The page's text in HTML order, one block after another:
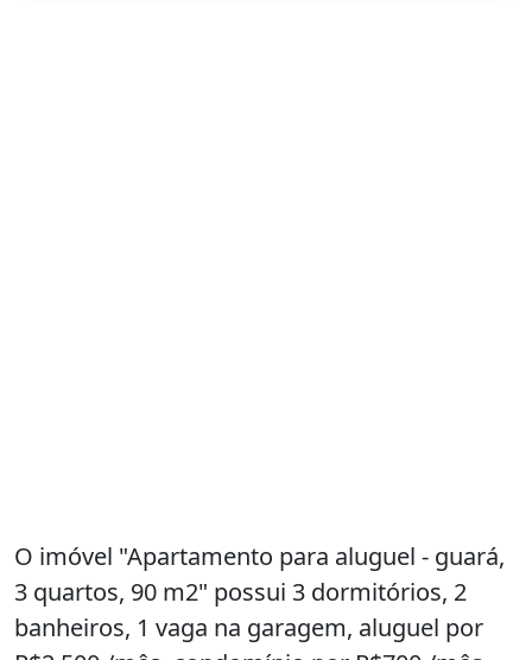
O imóvel "Apartamento para aluguel - guará,
3 quartos, 90 m2" possui 3 dormitórios, 2
banheiros, 1 vaga na garagem, aluguel por